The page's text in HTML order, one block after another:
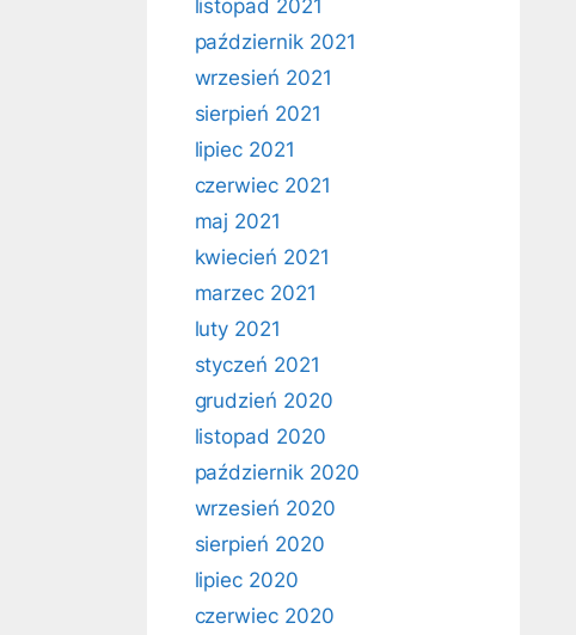
listopad 2021
październik 2021
wrzesień 2021
sierpień 2021
lipiec 2021
czerwiec 2021
maj 2021
kwiecień 2021
marzec 2021
luty 2021
styczeń 2021
grudzień 2020
listopad 2020
październik 2020
wrzesień 2020
sierpień 2020
lipiec 2020
czerwiec 2020